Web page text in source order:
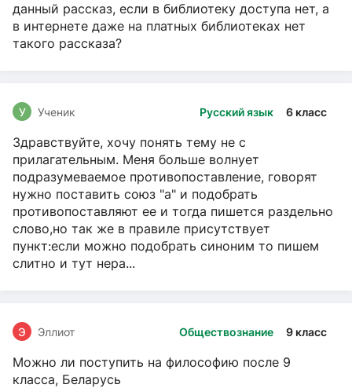
данный рассказ, если в библиотеку доступа нет, а
в интернете даже на платных библиотеках нет
такого рассказа?
Русский язык 6 класс
У Ученик
Здравствуйте, хочу понять тему не с
прилагательным. Меня больше волнует
подразумеваемое противопоставление, говорят
нужно поставить союз "а" и подобрать
противопоставляют ее и тогда пишется раздельно
слово,но так же в правиле присутствует
пункт:если можно подобрать синоним то пишем
слитно и тут нера...
Обществознание 9 класс
Э Эллиот
Можно ли поступить на философию после 9
класса, Беларусь